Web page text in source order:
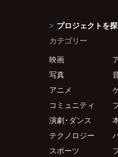
プロジェクトを
カテゴリー
映画
写真
アニメ
コミュニティ
演劇・ダンス
テクノロジー
スポーツ